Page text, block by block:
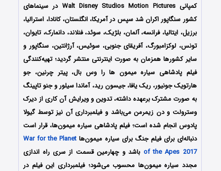
کمپانی Walt Disney Studios Motion Pictures در سینماهای
کشور سنگاپور اکران شد سپس در آمریکا، انگلستان، کانادا، استرالیا،
برزیل، ایتالیا، فرانسه، آلمان، بلژیک، سوئد، فنلاند، دانمارک، تایوان،
تونس، لوکزامبورگ، آفریقای جنوبی، سوئیس، آرژانتین، سنگاپور و
سایر کشورها همزمان به صورت اینترنتی منتشر گردید؛ تهیه‌کنندگی
فیلم پادشاهی سیاره میمون ها را وس بال، پیتر چرنین، جو
هارتویک جونیور، ریک یافا، جیسون رید، آماندا سیلور و جنو تاپینگ
به صورت مشترک برعهده داشته، تدوین و ویرایش آن کاری از دیرک
وسترولت و دن زیمرمن می‌باشد و فیلمبرداری آن نیز توسط گیولا
پادوس انجام شده است؛ فیلم پادشاهی سیاره میمون‌ها، قرار است
دنباله‌ای برای فیلم جنگ برای سیاره میمون‌ها War for the Planet
of the Apes 2017 باشد و چهارمین قسمت از سری راه اندازی
مجدد سیاره میمون‌ها محسوب می‌شود؛ فیلمبرداری این فیلم در